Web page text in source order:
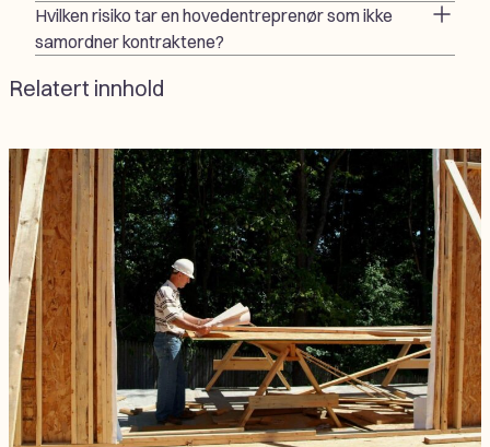
Hvilken risiko tar en hovedentreprenør som ikke
samordner kontraktene?
Relatert innhold